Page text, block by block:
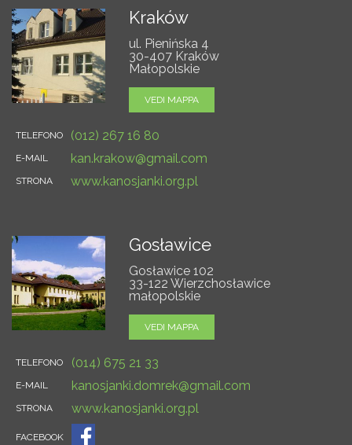
Kraków
ul. Pienińska 4
30-407 Kraków
Małopolskie
VEDI MAPPA
TELEFONO (012) 267 16 80
E-MAIL kan.krakow@gmail.com
STRONA www.kanosjanki.org.pl
Gosławice
Gosławice 102
33-122 Wierzchosławice
małopolskie
VEDI MAPPA
TELEFONO (014) 675 21 33
E-MAIL kanosjanki.domrek@gmail.com
STRONA www.kanosjanki.org.pl
FACEBOOK